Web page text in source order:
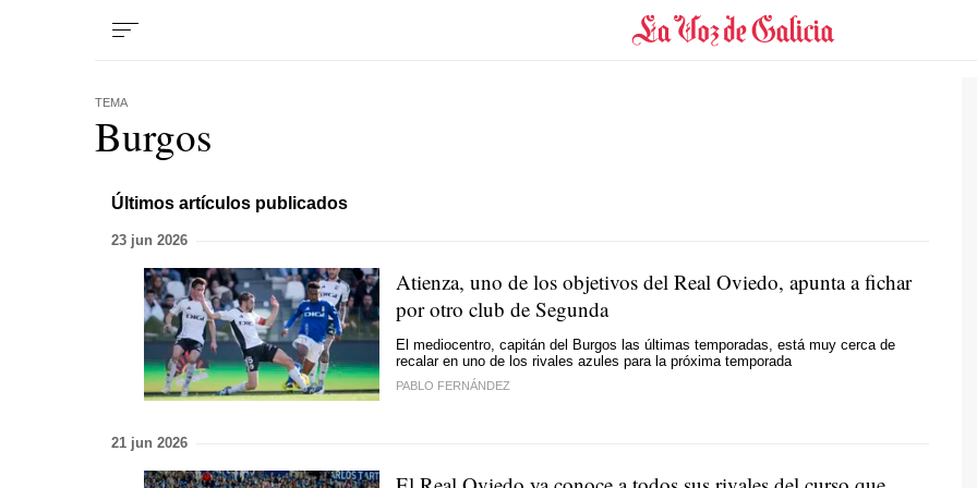
TEMA
Burgos
Últimos artículos publicados
23 jun 2026
Atienza, uno de los objetivos del Real Oviedo, apunta a fichar
por otro club de Segunda
El mediocentro, capitán del Burgos las últimas temporadas, está muy cerca de
recalar en uno de los rivales azules para la próxima temporada
PABLO FERNÁNDEZ
21 jun 2026